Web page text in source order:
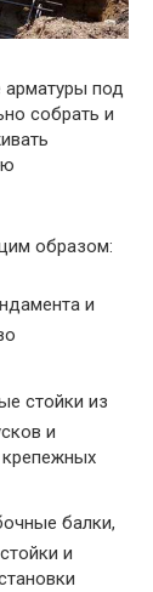
арматуры под
собрать и
образом:
и
стойки из
и
крепежных
балки,
и